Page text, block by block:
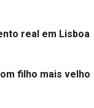
real em Lisboa
filho mais velho